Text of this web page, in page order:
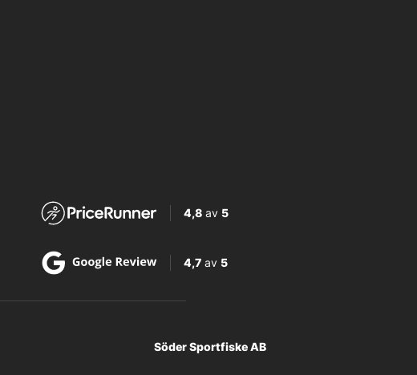
4,8av 5
4,7av 5
Söder Sportfiske AB